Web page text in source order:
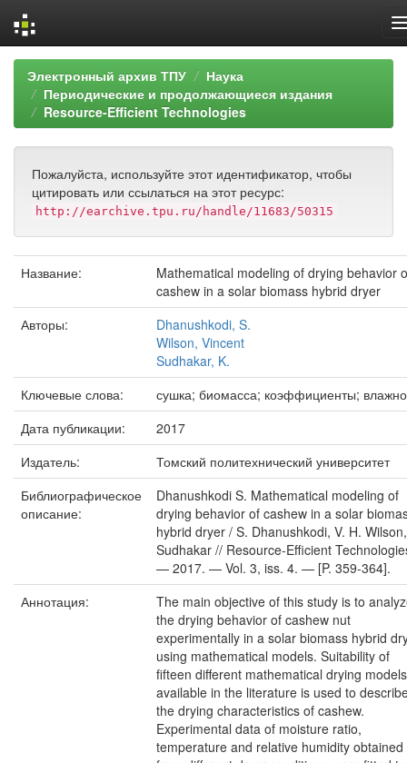
Skip
navigation
Электронный архив ТПУ
Наука
Периодические и продолжающиеся издания
Resource-Efficient Technologies
Пожалуйста, используйте этот идентификатор, чтобы
цитировать или ссылаться на этот ресурс:
http://earchive.tpu.ru/handle/11683/50315
Название:
Mathematical modeling of drying behavior
cashew in a solar biomass hybrid dryer
Авторы:
Dhanushkodi, S.
Wilson, Vincent
Sudhakar, K.
Ключевые слова:
сушка; биомасса; коэффициенты;
Дата публикации:
2017
Издатель:
Томский политехнический университет
Библиографическое
описание:
Dhanushkodi S. Mathematical modeling of
drying behavior of cashew in a solar
hybrid dryer / S. Dhanushkodi, V. H.
Sudhakar // Resource-Efficient
— 2017. — Vol. 3, iss. 4. — [P. 359-364].
Аннотация:
The main objective of this study is to
the drying behavior of cashew nut
experimentally in a solar biomass hybrid
using mathematical models. Suitability of
fifteen different mathematical drying models
available in the literature is used to
the drying characteristics of cashew.
Experimental data of moisture ratio,
temperature and relative humidity obtained